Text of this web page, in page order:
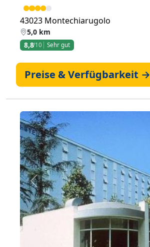
43023 Montechiarugolo
5,0 km
8,8/10 Sehr gut
Preise & Verfügbarkeit →
Zurück